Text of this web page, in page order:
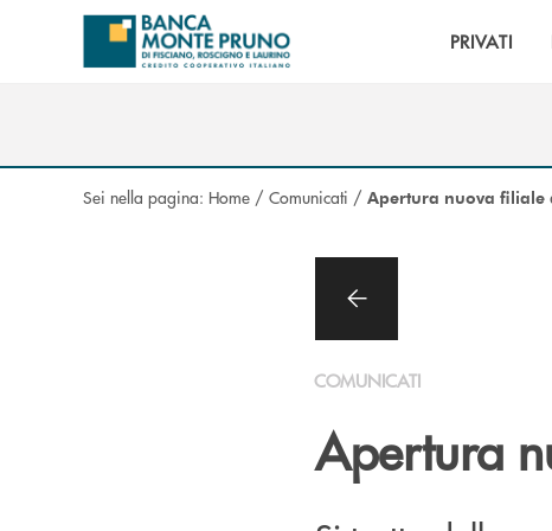
Salta al contenuto principale
PRIVATI
Sei nella pagina: Home / Comunicati / Apertura nuova filiale
COMUNICATI
Apertura